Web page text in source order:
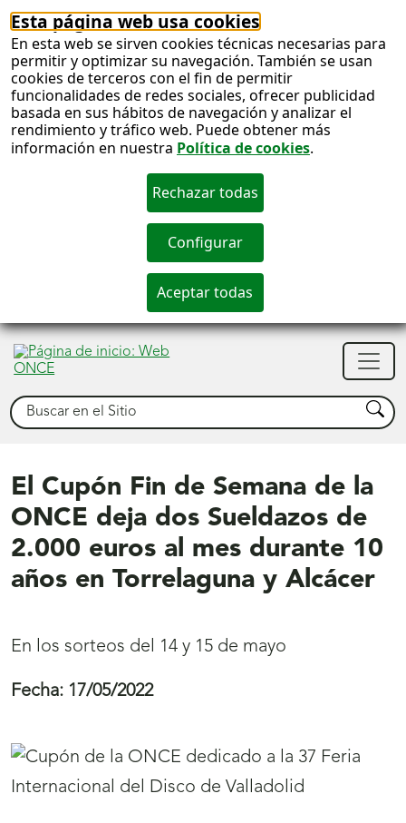
Esta página web usa cookies
En esta web se sirven cookies técnicas necesarias para
permitir y optimizar su navegación. También se usan
cookies de terceros con el fin de permitir
funcionalidades de redes sociales, ofrecer publicidad
basada en sus hábitos de navegación y analizar el
rendimiento y tráfico web. Puede obtener más
información en nuestra Política de cookies.
Buscar Buscar
El Cupón Fin de Semana de la
ONCE deja dos Sueldazos de
2.000 euros al mes durante 10
años en Torrelaguna y Alcácer
En los sorteos del 14 y 15 de mayo
Fecha: 17/05/2022